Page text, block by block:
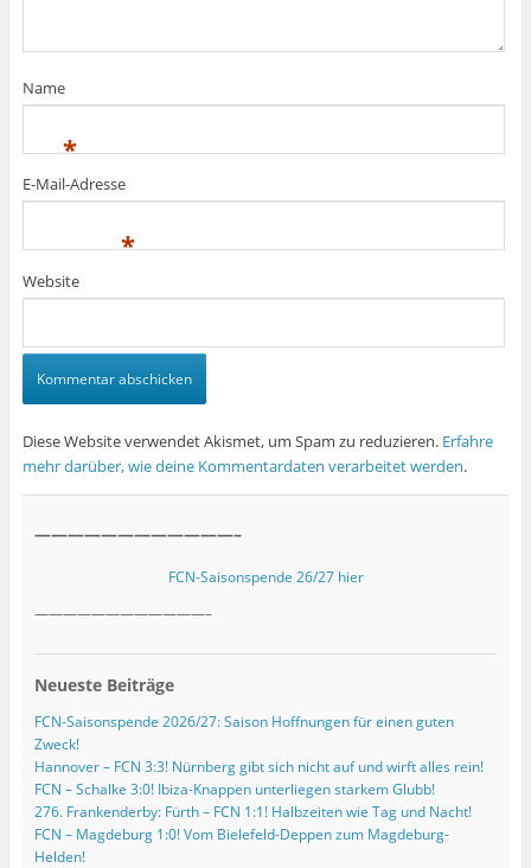
Name
*
E-Mail-Adresse
*
Website
Diese Website verwendet Akismet, um Spam zu reduzieren. Erfahre
mehr darüber, wie deine Kommentardaten verarbeitet werden.
————————————–
FCN-Saisonspende 26/27 hier
————————————–
Neueste Beiträge
FCN-Saisonspende 2026/27: Saison Hoffnungen für einen guten
Zweck!
Hannover – FCN 3:3! Nürnberg gibt sich nicht auf und wirft alles rein!
FCN – Schalke 3:0! Ibiza-Knappen unterliegen starkem Glubb!
276. Frankenderby: Fürth – FCN 1:1! Halbzeiten wie Tag und Nacht!
FCN – Magdeburg 1:0! Vom Bielefeld-Deppen zum Magdeburg-
Helden!